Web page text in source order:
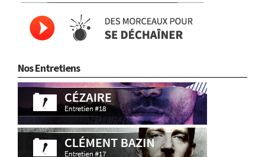
Nos Entretiens